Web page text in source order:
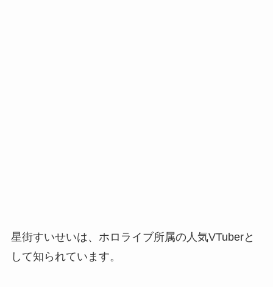
星街すいせいは、ホロライブ所属の人気VTuberと
して知られています。